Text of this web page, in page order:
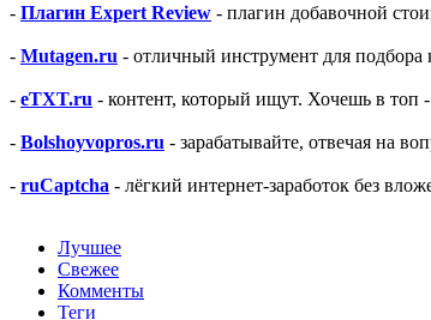
- Плагин Expert Review - плагин добавочной
- Mutagen.ru - отличный инструмент для подбора
- eTXT.ru - контент, который ищут. Хочешь в топ
- Bolshoyvopros.ru - зарабатывайте, отвечая на
- ruCaptcha - лёгкий интернет-заработок без
Лучшее
Свежее
Комменты
Теги